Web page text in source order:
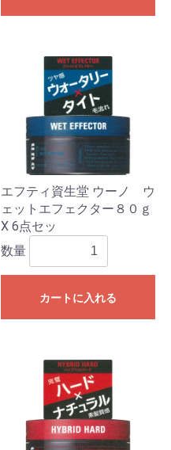
エフティ資生堂 ウーノ ウ
ェットエフェクター８０ｇ
X 6点セッ
数量
カートに入れる